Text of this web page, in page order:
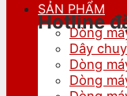
Hotline
SẢN PHẨM
Dòng
Dây
Dòng
Dòng